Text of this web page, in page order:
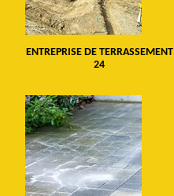
ENTREPRISE DE TERRASSEMENT
24